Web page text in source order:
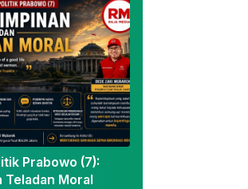
Prabowo (7):
Teladan Moral